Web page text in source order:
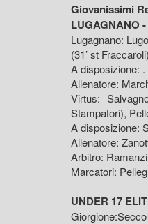
Giovanissimi
LUGAGNANO
Lugagnano:
(31’ st
A disposizione: .
Allenatore:
Virtus:
Stampatori),
A disposizione:
Allenatore:
Arbitro:
Marcatori:
UNDER 17